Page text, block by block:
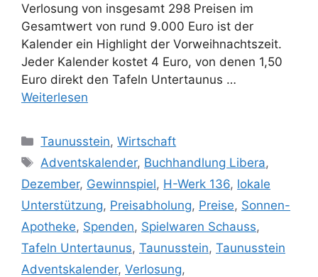
Verlosung von insgesamt 298 Preisen im
Gesamtwert von rund 9.000 Euro ist der
Kalender ein Highlight der Vorweihnachtszeit.
Jeder Kalender kostet 4 Euro, von denen 1,50
Euro direkt den Tafeln Untertaunus …
Weiterlesen
Kategorien
Taunusstein,Wirtschaft
Schlagwörter
Adventskalender, Buchhandlung Libera,
Dezember, Gewinnspiel, H-Werk 136, lokale
Unterstützung, Preisabholung, Preise, Sonnen-
Apotheke, Spenden, Spielwaren Schauss,
Tafeln Untertaunus, Taunusstein, Taunusstein
Adventskalender, Verlosung,